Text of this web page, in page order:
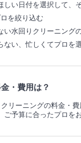
しい日付を選択して、
を絞り込む
水回りクリーニング
い、忙しくてプロ
・費用は？
リーニングの料金・費
予算に合ったプロを